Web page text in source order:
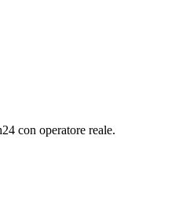
con operatore reale.